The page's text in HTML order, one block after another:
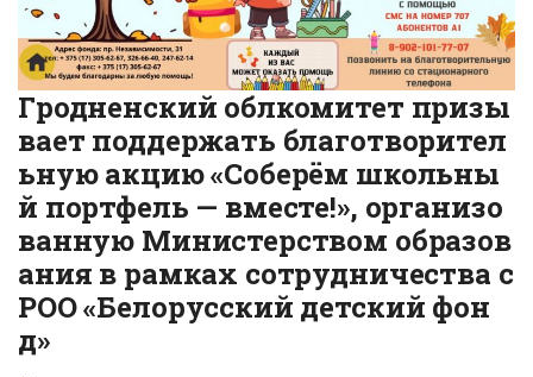
Гродненский облкомитет призы
вает поддержать благотворител
ьную акцию «Соберём школьны
й портфель — вместе!», организо
ванную Министерством образов
ания в рамках сотрудничества с
РОО «Белорусский детский фон
д»